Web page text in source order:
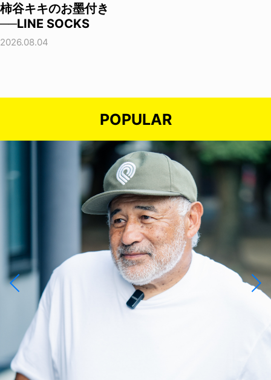
柿谷キキのお墨付き
──LINE SOCKS
2026.08.04
POPULAR